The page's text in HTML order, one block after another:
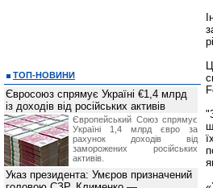
ТОП-НОВИНИ
Євросоюз спрямує Україні €1,4 млрд
із доходів від російських активів
Європейський Союз спрямує
Україні 1,4 млрд євро за
рахунок доходів від
заморожених російських
активів.
Указ президента: Умєров призначений